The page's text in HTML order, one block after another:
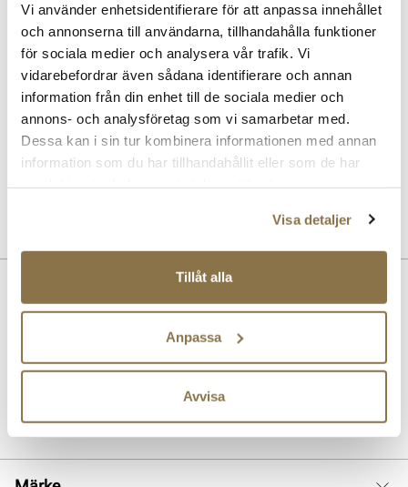
Vi använder enhetsidentifierare för att anpassa innehållet
och annonserna till användarna, tillhandahålla funktioner
för sociala medier och analysera vår trafik. Vi
vidarebefordrar även sådana identifierare och annan
information från din enhet till de sociala medier och
annons- och analysföretag som vi samarbetar med.
Dessa kan i sin tur kombinera informationen med annan
information som du har tillhandahållit eller som de har
Visa detaljer
Tillåt alla
Anpassa
Avvisa
Rekommenderade tillbehör
Magic Step halvsula
Pris
99 kr
BERGAL
Fresh & Silk fotspray
99 kr
rosett, spetsig framsida och en elegant och bekväm klack. Modellen
Lev. art. nr25H1626